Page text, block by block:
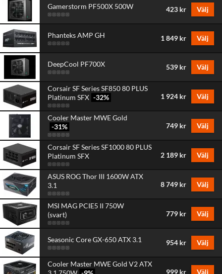
Gamerstorm PF500X 500W 423 kr Välj
Phanteks AMP GH 1 849 kr Välj
DeepCool PF700X 539 kr Välj
Corsair SF Series SF850 80 PLUS
Platinum SFX -32% 1 924 kr Välj
Cooler Master MWE Gold
-31% 749 kr Välj
Corsair SF Series SF1000 80 PLUS
Platinum SFX
2 189 kr Välj
ASUS ROG Thor III 1600W ATX
3.1
8 749 kr Välj
MSI MAG PCIE5 II 750W
(svart)
779 kr Välj
Seasonic Core GX-650 ATX 3.1 954 kr Välj
Cooler Master MWE Gold V2 ATX
999 kr Välj